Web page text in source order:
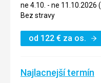
ne 4.10. - ne 11.10.2026
Bez stravy
od 122 € za os.
Najlacnejší termín